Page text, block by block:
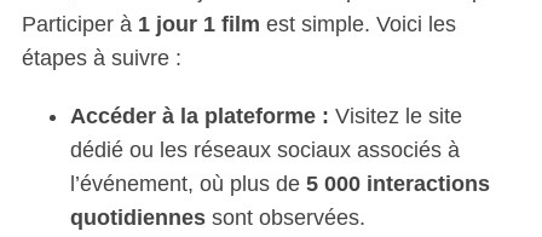
Participer à 1 jour 1 film est simple. Voici les
étapes à suivre :
Accéder à la plateforme : Visitez le site
dédié ou les réseaux sociaux associés à
l’événement, où plus de 5 000 interactions
quotidiennessont observées.